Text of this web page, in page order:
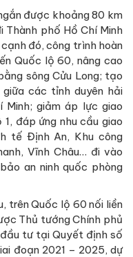
được khoảng 80 km
Thành phố Hồ Chí Minh
đó, công trình hoàn
Quốc lộ 60, nâng cao
sông Cửu Long; tạo
các tỉnh duyên hải
Minh; giảm áp lực giao
đáp ứng nhu cầu giao
tế Định An, Khu công
Vĩnh Châu… đi vào
an ninh quốc phòng
trên Quốc lộ 60 nối liền
Thủ tướng Chính phủ
tư tại Quyết định số
đoạn 2021 – 2025, dự